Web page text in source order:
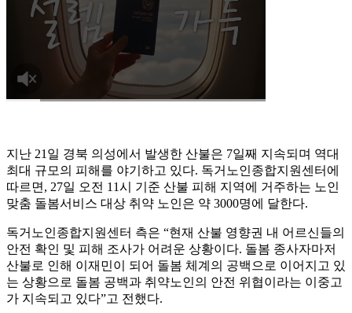
지난 21일 경북 의성에서 발생한 산불은 7일째 지속되며 역대
최대 규모의 피해를 야기하고 있다. 독거노인종합지원센터에
따르면, 27일 오전 11시 기준 산불 피해 지역에 거주하는 노인
맞춤 돌봄서비스 대상 취약 노인은 약 3000명에 달한다.
독거노인종합지원센터 측은 “현재 산불 영향권 내 어르신들의
안전 확인 및 피해 조사가 어려운 상황이다. 돌봄 종사자마저
산불로 인해 이재민이 되어 돌봄 체계의 공백으로 이어지고 있
는 상황으로 돌봄 공백과 취약노인의 안전 위협이라는 이중고
가 지속되고 있다”고 전했다.